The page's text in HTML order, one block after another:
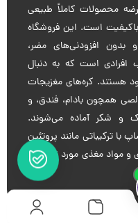
محصولات کاملاً طبیعی
باکیفیت است. این فروشگاه
بدون افزودنی‌های مضر،
افرادی است که به دنبال
هستند. کره‌های مغزیجات
همچون بادام، فندق، و
و شکر آماده می‌شوند.
با ترکیباتی مانند پروتئین
و مواد مغذی مورد نیاز بدن